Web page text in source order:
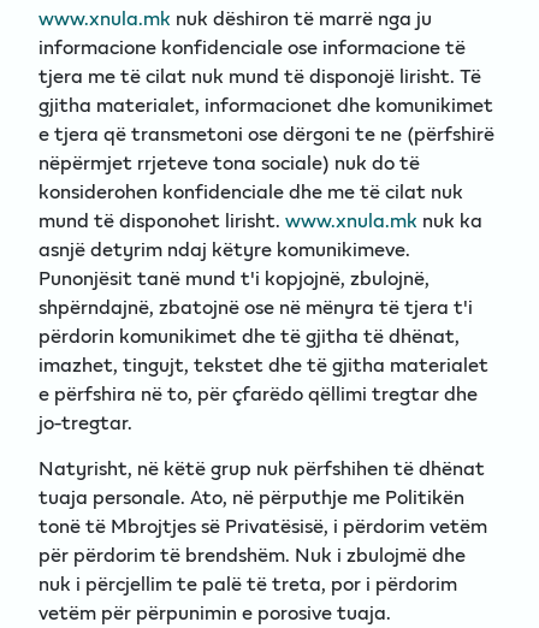
www.xnula.mk nuk dëshiron të marrë nga ju
informacione konfidenciale ose informacione të
tjera me të cilat nuk mund të disponojë lirisht. Të
gjitha materialet, informacionet dhe komunikimet
e tjera që transmetoni ose dërgoni te ne (përfshirë
nëpërmjet rrjeteve tona sociale) nuk do të
konsiderohen konfidenciale dhe me të cilat nuk
mund të disponohet lirisht. www.xnula.mk nuk ka
asnjë detyrim ndaj këtyre komunikimeve.
Punonjësit tanë mund t'i kopjojnë, zbulojnë,
shpërndajnë, zbatojnë ose në mënyra të tjera t'i
përdorin komunikimet dhe të gjitha të dhënat,
imazhet, tingujt, tekstet dhe të gjitha materialet
e përfshira në to, për çfarëdo qëllimi tregtar dhe
jo-tregtar.
Natyrisht, në këtë grup nuk përfshihen të dhënat
tuaja personale. Ato, në përputhje me Politikën
tonë të Mbrojtjes së Privatësisë, i përdorim vetëm
për përdorim të brendshëm. Nuk i zbulojmë dhe
nuk i përcjellim te palë të treta, por i përdorim
vetëm për përpunimin e porosive tuaja.